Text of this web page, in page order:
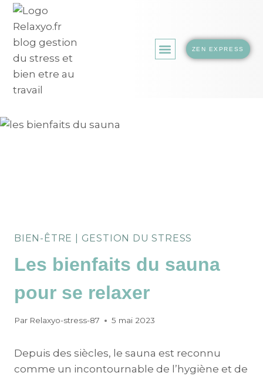
ZEN EXPRESS
BIEN-ÊTRE GESTION DU STRESS
Les bienfaits du sauna
pour se relaxer
Par Relaxyo-stress-87 5 mai 2023
Depuis des siècles, le sauna est reconnu
comme un incontournable de l’hygiène et de